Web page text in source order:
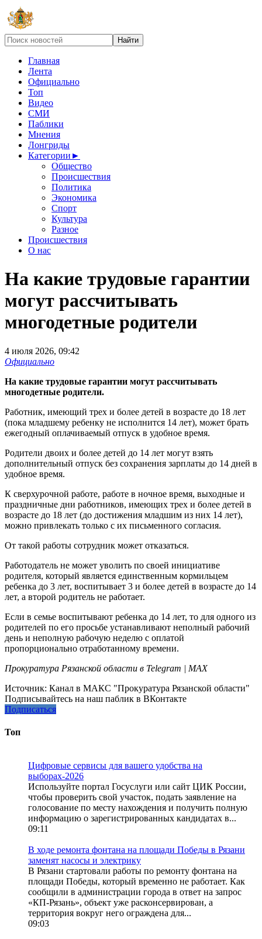
Главная
Лента
Официально
Топ
Видео
СМИ
Паблики
Мнения
Лонгриды
Категории ►
Общество
Происшествия
Политика
Экономика
Спорт
Культура
Разное
Происшествия
О нас
На какие трудовые гарантии
могут рассчитывать
многодетные родители
4 июля 2026, 09:42
Официально
На какие трудовые гарантии могут рассчитывать
многодетные родители.
Работник, имеющий трех и более детей в возрасте до 18 лет
(пока младшему ребенку не исполнится 14 лет), может брать
ежегодный оплачиваемый отпуск в удобное время.
Родители двоих и более детей до 14 лет могут взять
дополнительный отпуск без сохранения зарплаты до 14 дней в
удобное время.
К сверхурочной работе, работе в ночное время, выходные и
праздничные дни работников, имеющих трех и более детей в
возрасте до 18 лет (до достижения младшим из них 14 лет),
можно привлекать только с их письменного согласия.
От такой работы сотрудник может отказаться.
Работодатель не может уволить по своей инициативе
родителя, который является единственным кормильцем
ребенка до 3 лет, воспитывает 3 и более детей в возрасте до 14
лет, а второй родитель не работает.
Если в семье воспитывают ребенка до 14 лет, то для одного из
родителей по его просьбе устанавливают неполный рабочий
день и неполную рабочую неделю с оплатой
пропорционально отработанному времени.
Прокуратура Рязанской области в Telegram | MAX
Источник: Канал в МАКС "Прокуратура Рязанской области"
Подписывайтесь на наш паблик в ВКонтакте
Подписаться
Топ
Цифровые сервисы для вашего удобства на
выборах-2026
Используйте портал Госуслуги или сайт ЦИК России,
чтобы проверить свой участок, подать заявление на
голосование по месту нахождения и получить полную
информацию о зарегистрированных кандидатах в...
09:11
В ходе ремонта фонтана на площади Победы в Рязани
заменят насосы и электрику
В Рязани стартовали работы по ремонту фонтана на
площади Победы, который временно не работает. Как
сообщили в администрации города в ответ на запрос
«КП-Рязань», объект уже расконсервирован, а
территория вокруг него ограждена для...
09:03